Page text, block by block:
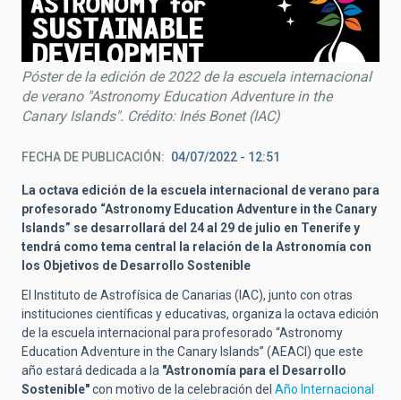
Póster de la edición de 2022 de la escuela internacional
de verano "Astronomy Education Adventure in the
Canary Islands". Crédito: Inés Bonet (IAC)
FECHA DE PUBLICACIÓN 04/07/2022 - 12:51
La octava edición de la escuela internacional de verano para
profesorado “Astronomy Education Adventure in the Canary
Islands” se desarrollará del 24 al 29 de julio en Tenerife y
tendrá como tema central la relación de la Astronomía con
los Objetivos de Desarrollo Sostenible
El Instituto de Astrofísica de Canarias (IAC), junto con otras
instituciones científicas y educativas, organiza la octava edición
de la escuela internacional para profesorado “Astronomy
Education Adventure in the Canary Islands” (AEACI) que este
año estará dedicada a la "Astronomía para el Desarrollo
Sostenible"con motivo de la celebración del Año Internacional